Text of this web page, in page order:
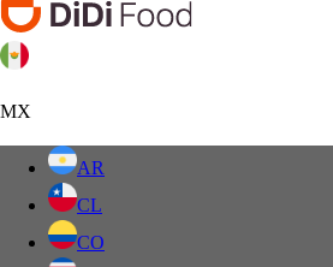
MX
AR
CL
CO